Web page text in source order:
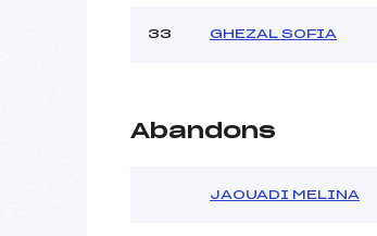
33 GHEZAL SOFIA
Abandons
JAOUADI MELINA